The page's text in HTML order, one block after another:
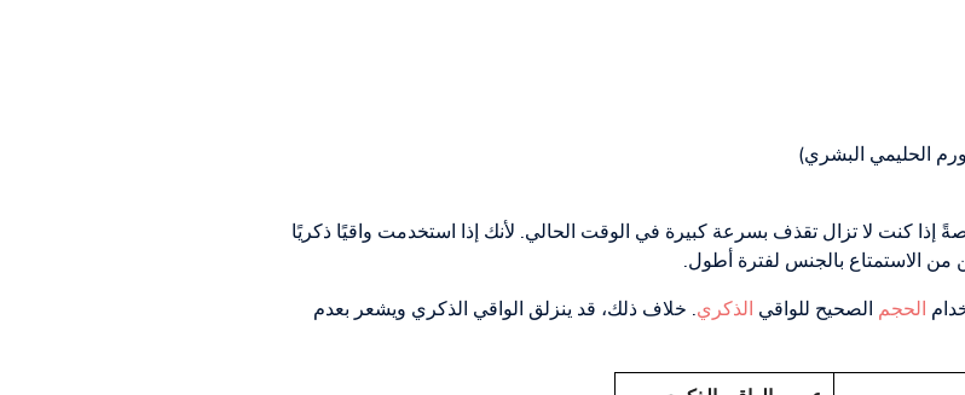
الحليمي البشري)
كنت لا تزال تقذف بسرعة كبيرة في الوقت الحالي. لأنك إذا استخدمت واقيًا ذكريًا
من الاستمتاع بالجنس لفترة أطول.
الحجم الصحيح للواقي الذكري. خلاف ذلك، قد ينزلق الواقي الذكري ويشعر بعدم